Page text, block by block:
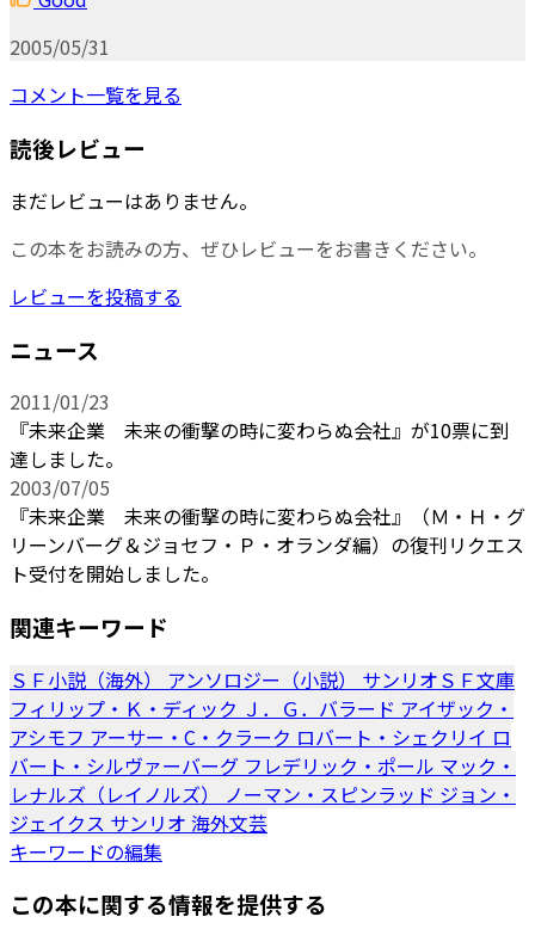
2005/05/31
コメント一覧を見る
読後レビュー
まだレビューはありません。
この本をお読みの方、ぜひレビューをお書きください。
レビューを投稿する
ニュース
2011/01/23
『未来企業 未来の衝撃の時に変わらぬ会社』が10票に到
達しました。
2003/07/05
『未来企業 未来の衝撃の時に変わらぬ会社』（Ｍ・Ｈ・グ
リーンバーグ＆ジョセフ・Ｐ・オランダ編）の復刊リクエス
ト受付を開始しました。
関連キーワード
ＳＦ小説（海外） アンソロジー（小説） サンリオＳＦ文庫
フィリップ・Ｋ・ディック Ｊ．Ｇ．バラード アイザック・
アシモフ アーサー・C・クラーク ロバート・シェクリイ ロ
バート・シルヴァーバーグ フレデリック・ポール マック・
レナルズ（レイノルズ）
ノーマン・スピンラッド ジョン・
ジェイクス サンリオ 海外文芸
キーワードの編集
この本に関する情報を提供する